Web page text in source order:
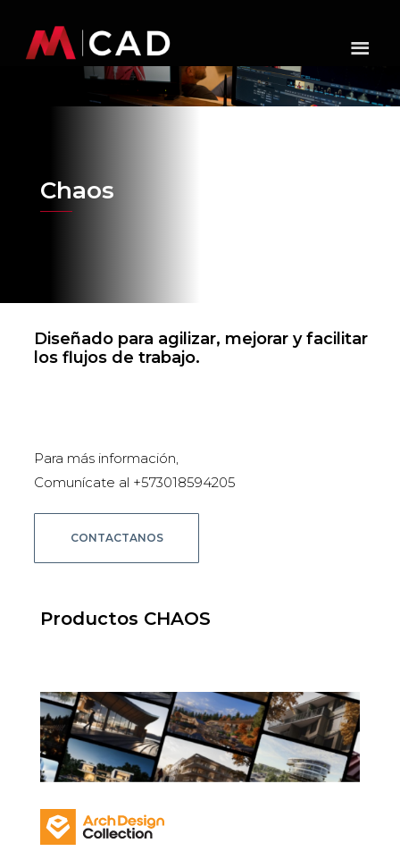
Chaos
Diseñado para agilizar, mejorar y facilitar
los flujos de trabajo.
Para más información,
Comunícate al +573018594205
CONTACTANOS
Productos CHAOS